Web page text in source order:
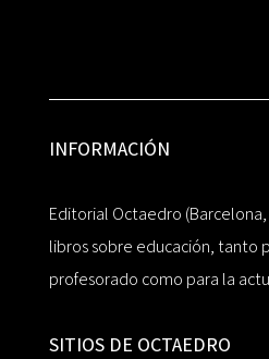
INFORMACIÓN
Editorial Octaedro
libros sobre educación, tanto
profesorado como para la
SITIOS DE OCTAEDRO